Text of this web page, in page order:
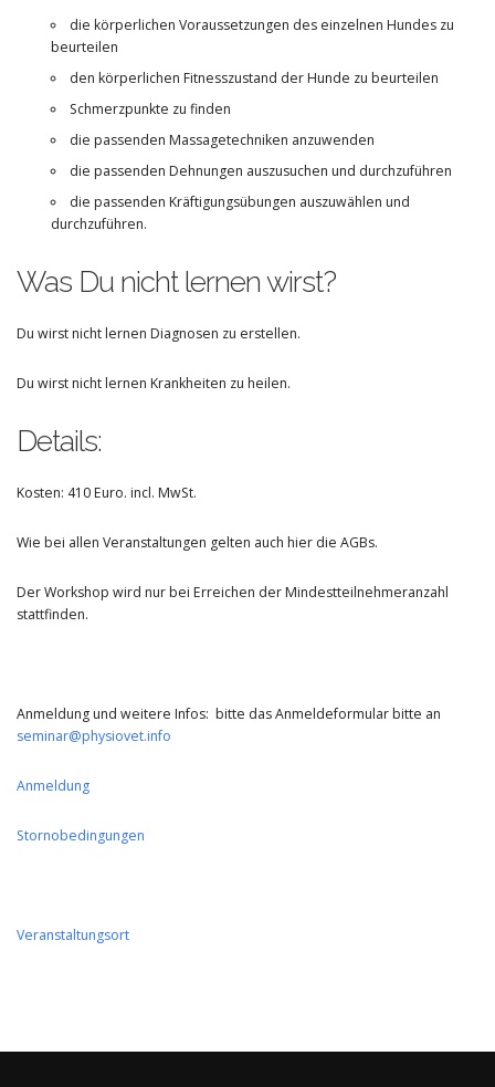
die körperlichen Voraussetzungen des einzelnen Hundes zu
beurteilen
den körperlichen Fitnesszustand der Hunde zu beurteilen
Schmerzpunkte zu finden
die passenden Massagetechniken anzuwenden
die passenden Dehnungen auszusuchen und durchzuführen
die passenden Kräftigungsübungen auszuwählen und
durchzuführen.
Was Du nicht lernen wirst?
Du wirst nicht lernen Diagnosen zu erstellen.
Du wirst nicht lernen Krankheiten zu heilen.
Details:
Kosten: 410 Euro. incl. MwSt.
Wie bei allen Veranstaltungen gelten auch hier die AGBs.
Der Workshop wird nur bei Erreichen der Mindestteilnehmeranzahl
stattfinden.
Anmeldung und weitere Infos: bitte das Anmeldeformular bitte an
seminar@physiovet.info
Anmeldung
Stornobedingungen
Veranstaltungsort